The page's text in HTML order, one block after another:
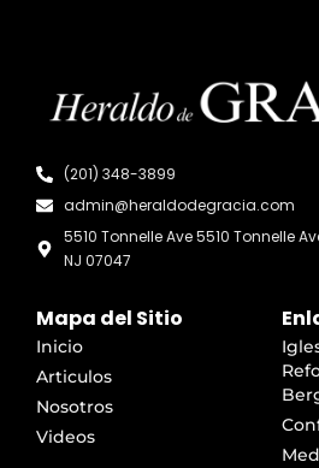
(201) 348-3899
admin@heraldodegracia.com
5510 Tonnelle Ave 5510 Tonnelle
NJ 07047
Mapa del Sitio
Inicio
Articulos
Nosotros
Videos